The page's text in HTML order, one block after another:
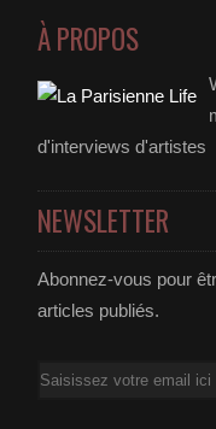
À PROPOS
d'interviews d'artistes
NEWSLETTER
Abonnez-vous pour
articles publiés.
Email